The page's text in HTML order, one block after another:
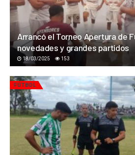
Arrancó el Torneo Apertura de
novedades y grandes partidos
18/03/2025 153
FÚTBOL